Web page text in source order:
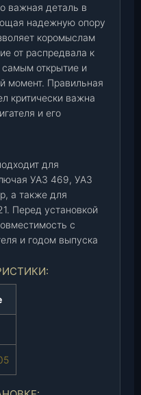
важная деталь в
надежную опору
коромыслам
от распредвала к
открытие и
момент. Правильная
критически важна
и его
для
УАЗ 469, УАЗ
а также для
Перед установкой
с
и годом выпуска